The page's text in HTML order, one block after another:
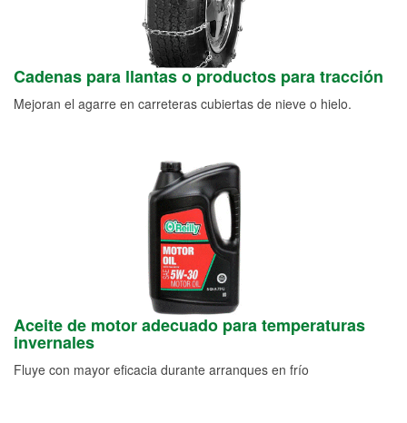
Cadenas para llantas o productos para tracción
Mejoran el agarre en carreteras cubiertas de nieve o hielo.
Aceite de motor adecuado para temperaturas
invernales
Fluye con mayor eficacia durante arranques en frío